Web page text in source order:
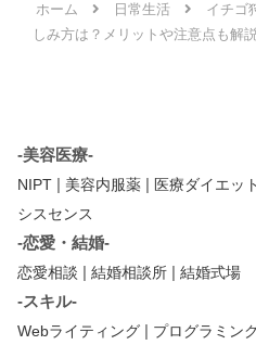
ホーム 日常生活
イチゴ
しみ方は？メリットや注意点も解
-美容医療-
NIPT | 美容内服薬 | 医療ダイエット
シスセンス
-恋愛・結婚-
恋愛相談 | 結婚相談所 | 結婚式場
-スキル-
Webライティング | プログラミン